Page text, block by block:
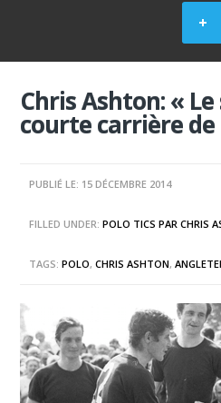
Chris Ashton: «
courte carrière de
PUBLIÉ LE: 15 DÉCEMBRE 2014
FILLED UNDER:POLO TICS PAR CHRIS
TAGS:POLO,CHRIS ASHTON,